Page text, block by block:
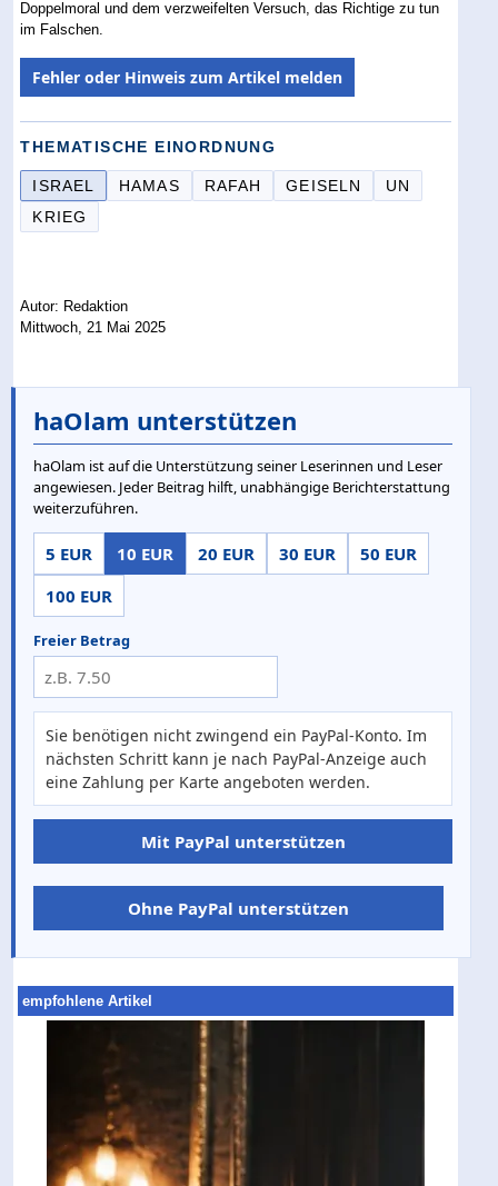
Doppelmoral und dem verzweifelten Versuch, das Richtige zu tun
im Falschen.
Fehler oder Hinweis zum Artikel melden
THEMATISCHE EINORDNUNG
ISRAEL HAMAS RAFAH GEISELN
UN
KRIEG
Autor: Redaktion
Mittwoch, 21 Mai 2025
haOlam unterstützen
haOlam ist auf die Unterstützung seiner Leserinnen und Leser
angewiesen. Jeder Beitrag hilft, unabhängige Berichterstattung
weiterzuführen.
5 EUR 10 EUR 20 EUR 30 EUR
50 EUR
100 EUR
Freier Betrag
Sie benötigen nicht zwingend ein PayPal-Konto. Im
nächsten Schritt kann je nach PayPal-Anzeige auch
eine Zahlung per Karte angeboten werden.
Mit PayPal unterstützen
Ohne PayPal unterstützen
empfohlene Artikel